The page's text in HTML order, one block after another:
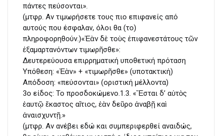
πάντες πεύσονται».
(μτφρ. Αν τιμωρήσετε τους πιο επιφανείς από
αυτούς που έσφαλαν, όλοι θα (το)
πληροφορηθούν.)«Ἐὰν δὲ τοὺς ἐπιφανεστάτους τῶν
ἐξαμαρτανόντων τιμωρῆσθε»:
Δευτερεύουσα επιρρηματική υποθετική πρόταση
Υπόθεση: «Ἐὰν» + «τιμωρῆσθε» (υποτακτική)
Απόδοση: «πεύσονται» (οριστική μέλλοντα)
3ο είδος: To προσδοκώμενο.1.3. «Ἔσται δ’ αὐτὸς
ἑαυτῷ ἕκαστος αἴτιος, ἐὰν δεῦρο ἀναβῇ καὶ
ἀναισχυντῇ.»
(μτφρ. Αν ανέβει εδώ και συμπεριφερθεί αναιδώς,